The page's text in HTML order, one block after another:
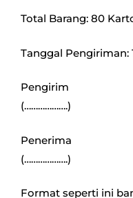
Total Barang: 80
Tanggal Pengiriman:
Pengirim
(……………….)
Penerima
(……………….)
Format seperti ini